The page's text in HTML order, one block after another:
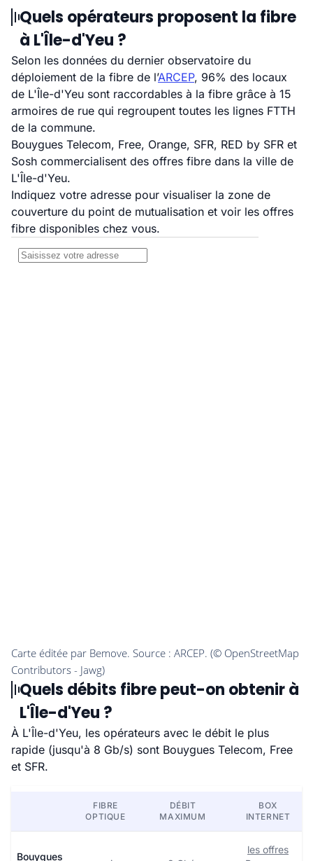
Quels opérateurs proposent la fibre
à L'Île-d'Yeu ?
Selon les données du dernier observatoire du
déploiement de la fibre de l’ARCEP, 96% des locaux
de L'Île-d'Yeu sont raccordables à la fibre grâce à 15
armoires de rue qui regroupent toutes les lignes FTTH
de la commune.
Bouygues Telecom, Free, Orange, SFR, RED by SFR et
Sosh commercialisent des offres fibre dans la ville de
L'Île-d'Yeu.
Indiquez votre adresse pour visualiser la zone de
couverture du point de mutualisation et voir les offres
fibre disponibles chez vous.
Quels débits fibre peut-on obtenir à
L'Île-d'Yeu ?
À L'Île-d'Yeu, les opérateurs avec le débit le plus
rapide (jusqu'à 8 Gb/s) sont Bouygues Telecom, Free
et SFR.
FIBRE
OPTIQUE
DÉBIT
MAXIMUM
BOX
INTERNET
Bouygues
les offres